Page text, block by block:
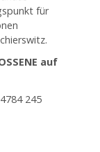
für
auf
245